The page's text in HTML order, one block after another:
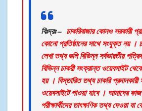
বিঃদ্রঃ – চাকরিবাজার কোনও সরকারী
কোনো প্রতিষ্ঠানের সাথে সংযুক্ত নয় ।
লেখা তথ্য গুলি বিভিন্ন সর্বভারতীয়
বিভিন্ন চাকরী সংক্রান্ত ওয়েবসাইট
হয় । বিস্তারিত তথ্য চাকরি প্রদানকারী
ওয়েবসাইটে পাওয়া যাবে । আমাদের
পরীক্ষার্থীদের তাৎক্ষণিক তথ্য দেওয়া